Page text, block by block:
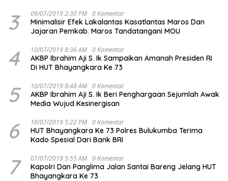
3 09/07/2019 2:30 PM 0 Komentar
Minimalisir Efek Lakalantas Kasatlantas Maros Dan
Jajaran Pemkab. Maros Tandatangani MOU
4 10/07/2019 8:36 AM 0 Komentar
AKBP Ibrahim Aji S. Ik Sampaikan Amanah Presiden RI
Di HUT Bhayangkara Ke 73
5 10/07/2019 8:48 AM 0 Komentar
AKBP Ibrahim Aji S. Ik Beri Penghargaan Sejumlah Awak
Media Wujud Kesinergisan
6 10/07/2019 5:22 PM 0 Komentar
HUT Bhayangkara Ke 73 Polres Bulukumba Terima
Kado Spesial Dari Bank BRI
7 07/07/2019 5:55 AM 0 Komentar
Kapolri Dan Panglima Jalan Santai Bareng Jelang HUT
Bhayangkara Ke 73